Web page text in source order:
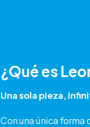
¿Qué es
Una sola pieza,
Con una única forma